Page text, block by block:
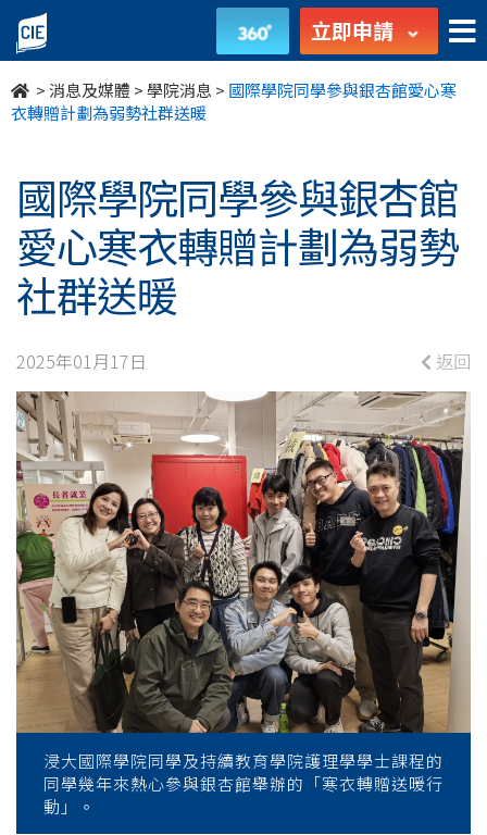
國
際
學
同
學
參
與
銀
杏
館
愛
心
寒
衣
轉
立即申請
>消息及媒體 >學院消息 > 國際學院同學參與銀杏館愛心寒
衣轉贈計劃為弱勢社群送暖
國際學院同學參與銀杏館
愛心寒衣轉贈計劃為弱勢
社群送暖
2025年01月17日 返回
浸大國際學院同學及持續教育學院護理學學士課程的
同學幾年來熱心參與銀杏館舉辦的「寒衣轉贈送暖行
動」。